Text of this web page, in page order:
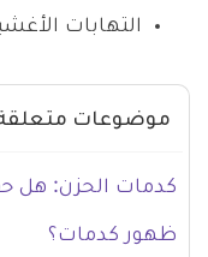
التهابات
موضوعات
كدمات الحزن: هل
ظهور كدمات؟